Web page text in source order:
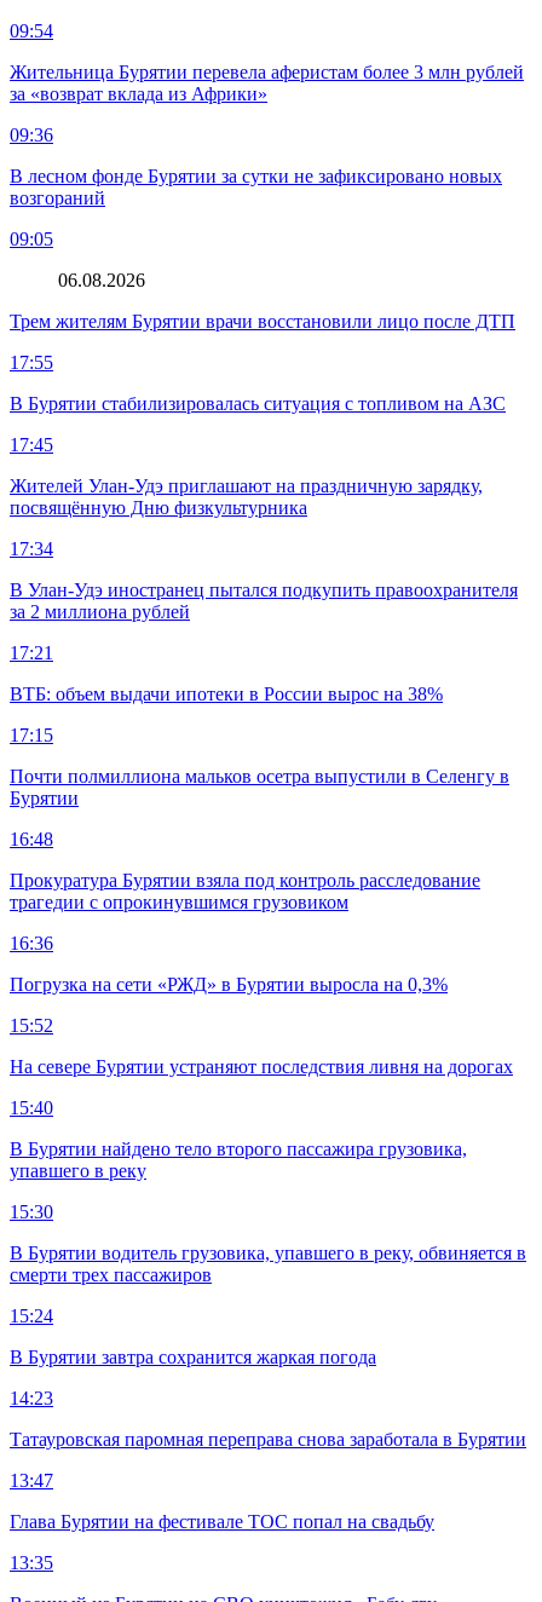
09:54
Жительница Бурятии перевела аферистам более 3 млн рублей
за «возврат вклада из Африки»
09:36
В лесном фонде Бурятии за сутки не зафиксировано новых
возгораний
09:05
06.08.2026
Трем жителям Бурятии врачи восстановили лицо после ДТП
17:55
В Бурятии стабилизировалась ситуация с топливом на АЗС
17:45
Жителей Улан-Удэ приглашают на праздничную зарядку,
посвящённую Дню физкультурника
17:34
В Улан-Удэ иностранец пытался подкупить правоохранителя
за 2 миллиона рублей
17:21
ВТБ: объем выдачи ипотеки в России вырос на 38%
17:15
Почти полмиллиона мальков осетра выпустили в Селенгу в
Бурятии
16:48
Прокуратура Бурятии взяла под контроль расследование
трагедии с опрокинувшимся грузовиком
16:36
Погрузка на сети «РЖД» в Бурятии выросла на 0,3%
15:52
На севере Бурятии устраняют последствия ливня на дорогах
15:40
В Бурятии найдено тело второго пассажира грузовика,
упавшего в реку
15:30
В Бурятии водитель грузовика, упавшего в реку, обвиняется в
смерти трех пассажиров
15:24
В Бурятии завтра сохранится жаркая погода
14:23
Татауровская паромная переправа снова заработала в Бурятии
13:47
Глава Бурятии на фестивале ТОС попал на свадьбу
13:35